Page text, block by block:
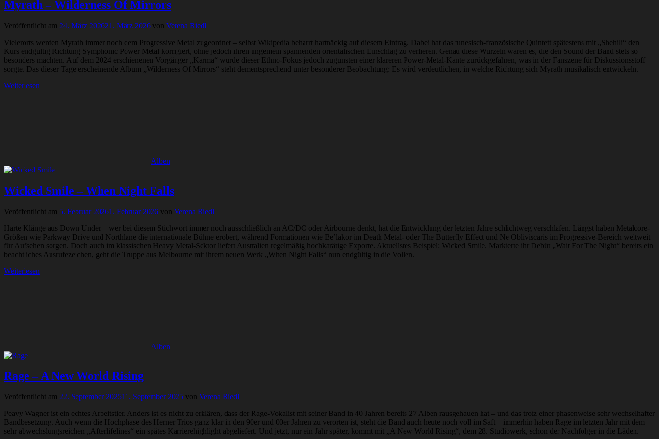
Myrath – Wilderness Of Mirrors
Veröffentlicht am 24. März 202621. März 2026 von Verena Riedl
Vielerorts werden Myrath immer noch dem Progressive Metal zugeordnet – selbst Wikipedia beharrt hartnäckig auf diesem Eintrag. Dabei hat das tunesisch-französische Quintett spätestens mit „Shehili“ den
Kurs endgültig Richtung Symphonic Power Metal korrigiert, ohne jedoch ihren ungemein spannenden orientalischen Einschlag zu verlieren. Genau diese Wurzeln waren es, die den Sound der Band stets so
besonders machten. Auf dem 2024 erschienenen Vorgänger „Karma“ wurde dieser Ethno-Fokus jedoch zugunsten einer klareren Power-Metal-Kante zurückgefahren, was in der Fanszene für Diskussionsstoff
sorgte. Das dieser Tage erscheinende Album „Wilderness Of Mirrors“ steht dementsprechend unter besonderer Beobachtung: Es wird verdeutlichen, in welche Richtung sich Myrath musikalisch entwickeln.
Weiterlesen
Alben
Wicked Smile – When Night Falls
Veröffentlicht am 5. Februar 20261. Februar 2026 von Verena Riedl
Harte Klänge aus Down Under – wer bei diesem Stichwort immer noch ausschließlich an AC/DC oder Airbourne denkt, hat die Entwicklung der letzten Jahre schlichtweg verschlafen. Längst haben Metalcore-
Größen wie Parkway Drive und Northlane die internationale Bühne erobert, während Formationen wie Be’lakor im Death Metal- oder The Butterfly Effect und Ne Obliviscaris im Progressive-Bereich weltweit
für Aufsehen sorgen. Doch auch im klassischen Heavy Metal-Sektor liefert Australien regelmäßig hochkarätige Exporte. Aktuellstes Beispiel: Wicked Smile. Markierte ihr Debüt „Wait For The Night“ bereits ein
beachtliches Ausrufezeichen, geht die Truppe aus Melbourne mit ihrem neuen Werk „When Night Falls“ nun endgültig in die Vollen.
Weiterlesen
Alben
Rage – A New World Rising
Veröffentlicht am 22. September 202511. September 2025 von Verena Riedl
Peavy Wagner ist ein echtes Arbeitstier. Anders ist es nicht zu erklären, dass der Rage-Vokalist mit seiner Band in 40 Jahren bereits 27 Alben rausgehauen hat – und das trotz einer phasenweise sehr wechselhafter
Bandbesetzung. Auch wenn die Hochphase des Herner Trios ganz klar in den 90er und 00er Jahren zu verorten ist, steht die Band auch heute noch voll im Saft – immerhin haben Rage im letzten Jahr mit dem
sehr abwechslungsreichen „Afterlifelines“ ein spätes Karrierehighlight abgeliefert. Und jetzt, nur ein Jahr später, kommt mit „A New World Rising“, dem 28. Studiowerk, schon der Nachfolger in die Läden.